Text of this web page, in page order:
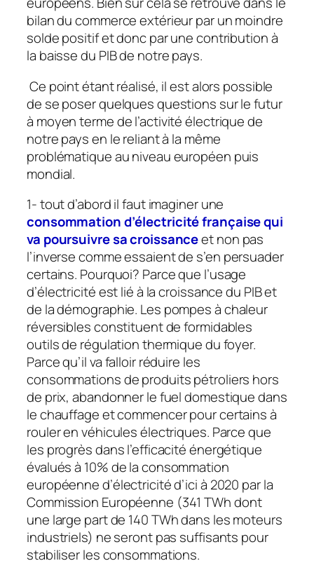
bilan du commerce extérieur par un moindre
solde positif et donc par une contribution à
la baisse du PIB de notre pays.
Ce point étant réalisé, il est alors possible
de se poser quelques questions sur le futur
à moyen terme de l’activité électrique de
notre pays en le reliant à la même
problématique au niveau européen puis
mondial.
1- tout d’abord il faut imaginer une
consommation d’électricité française qui
va poursuivre sa croissanceet non pas
l’inverse comme essaient de s’en persuader
certains. Pourquoi? Parce que l’usage
d’électricité est lié à la croissance du PIB et
de la démographie. Les pompes à chaleur
réversibles constituent de formidables
outils de régulation thermique du foyer.
Parce qu’il va falloir réduire les
consommations de produits pétroliers hors
de prix, abandonner le fuel domestique dans
le chauffage et commencer pour certains à
rouler en véhicules électriques. Parce que
les progrès dans l’efficacité énergétique
évalués à 10% de la consommation
européenne d’électricité d’ici à 2020 par la
Commission Européenne (341 TWh dont
une large part de 140 TWh dans les moteurs
industriels) ne seront pas suffisants pour
stabiliser les consommations.